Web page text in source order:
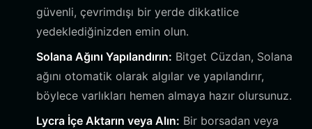
güvenli, çevrimdışı bir yerde dikkatlice
yedeklediğinizden emin olun.
Solana Ağını Yapılandırın: Bitget Cüzdan, Solana
ağını otomatik olarak algılar ve yapılandırır,
böylece varlıkları hemen almaya hazır olursunuz.
Lycra İçe Aktarın veya Alın: Bir borsadan veya